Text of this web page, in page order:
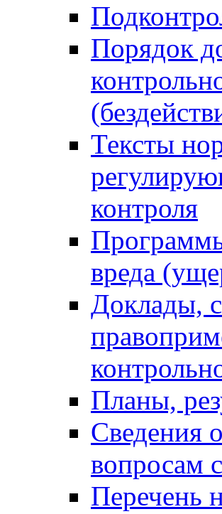
Порядок
Тексты
контроля
вреда
Доклады,
Планы,
Сведения
вопросам
Перечень